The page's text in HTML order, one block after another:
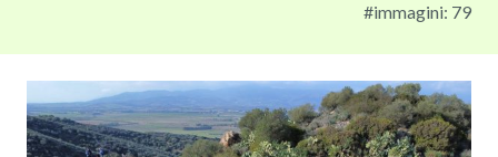
#immagini: 79